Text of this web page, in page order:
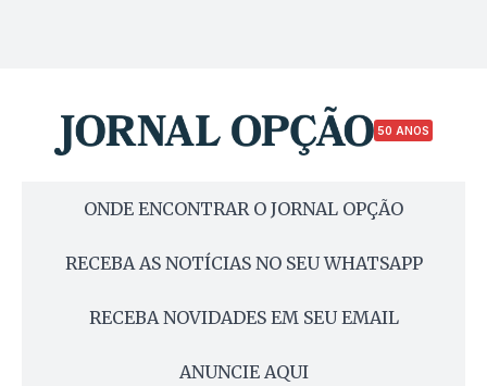
50 ANOS
ONDE ENCONTRAR O JORNAL OPÇÃO
RECEBA AS NOTÍCIAS NO SEU WHATSAPP
RECEBA NOVIDADES EM SEU EMAIL
ANUNCIE AQUI